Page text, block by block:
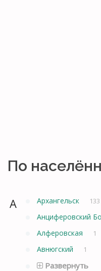
По
А Архангельск 133
Анциферовский
Алферовская 1
Авнюгский 1
Развернуть